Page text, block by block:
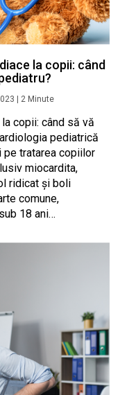
la copii: când
2 Minute
copii: când să vă
pediatrică
pe tratarea copiilor
miocardita,
ridicat și boli
comune,
18 ani…